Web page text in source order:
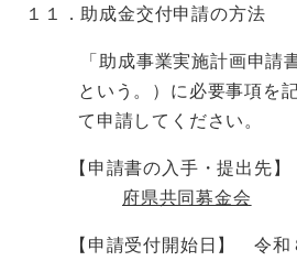
１１．助成金交付申請の方法
「助成事業実施計画申請書
という。）に必要事項を
て申請してください。
【申請書の入手・提出先
府県共同募金会
【申請受付開始日】 令和